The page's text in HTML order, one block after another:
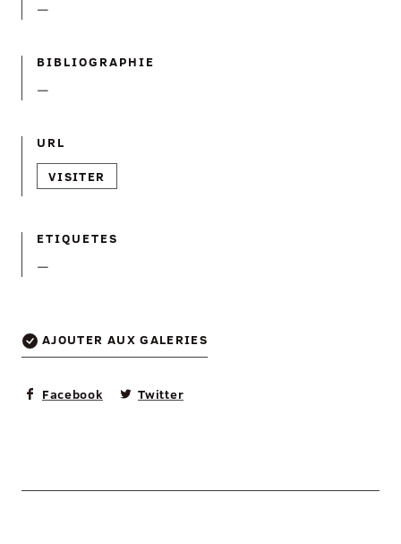
—
BIBLIOGRAPHIE
—
URL
VISITER
ETIQUETES
—
AJOUTER AUX GALERIES
Facebook Twitter